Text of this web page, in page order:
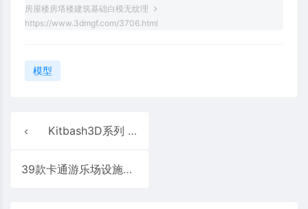
房屋楼房塔楼建筑基础白模无纹理
https://www.3dmgf.com/3706.html
模型
Kitbash3D系列 – 贫民窟favelas模型资产全格式
39款卡通游乐场设施建筑3D模型儿童乐园滑梯组件Blend/FBX格式素材